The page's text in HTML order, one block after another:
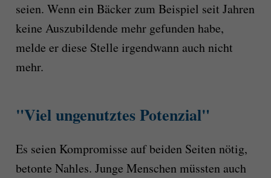
seien. Wenn ein Bäcker zum Beispiel seit Jahren
keine Auszubildende mehr gefunden habe,
melde er diese Stelle irgendwann auch nicht
mehr.
"Viel ungenutztes Potenzial"
Es seien Kompromisse auf beiden Seiten nötig,
betonte Nahles. Junge Menschen müssten auch